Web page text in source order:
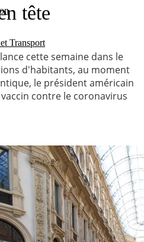
Transport
tête
cette semaine dans le
d'habitants, au moment
le président américain
contre le coronavirus